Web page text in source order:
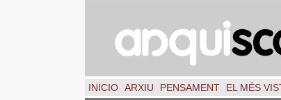
INICIO ARXIU PENSAMENT EL MÉS